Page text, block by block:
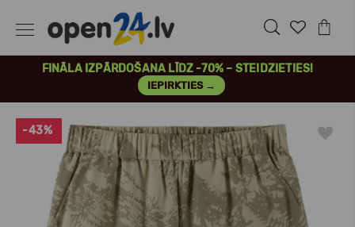
FINĀLA IZPĀRDOŠANA LĪDZ -70% – STEIDZIETIES!
IEPIRKTIES →
-43%